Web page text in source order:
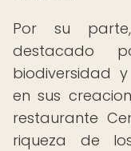
Por su
destacado
biodiversidad
en sus
restaurante
riqueza de